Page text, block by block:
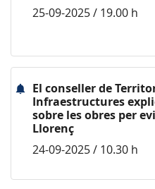
25-09-2025 / 19.00 h
El conseller de
Infraestructures
sobre les obres per
Llorenç
24-09-2025 / 10.30 h